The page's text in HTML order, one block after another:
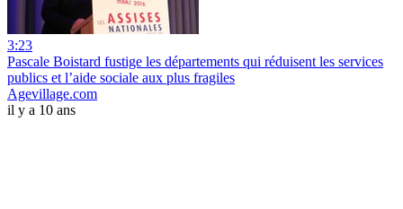
3:23
Pascale Boistard fustige les départements qui réduisent les services
publics et l’aide sociale aux plus fragiles
Agevillage.com
il y a 10 ans